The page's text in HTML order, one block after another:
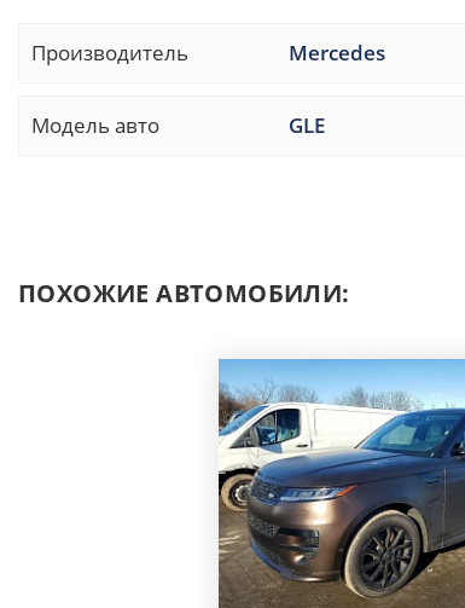
Производитель Mercedes
Модель авто GLE
ПОХОЖИЕ АВТОМОБИЛИ: